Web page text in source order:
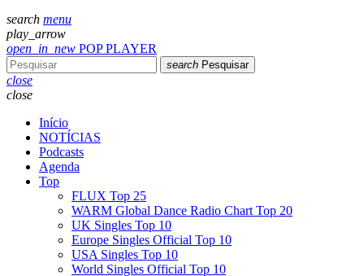
search menu
play_arrow
open_in_new POP PLAYER
search Pesquisar
close
close
Início
NOTÍCIAS
Podcasts
Agenda
Top
FLUX Top 25
WARM Global Dance Radio Chart Top 20
UK Singles Top 10
Europe Singles Official Top 10
USA Singles Top 10
World Singles Official Top 10